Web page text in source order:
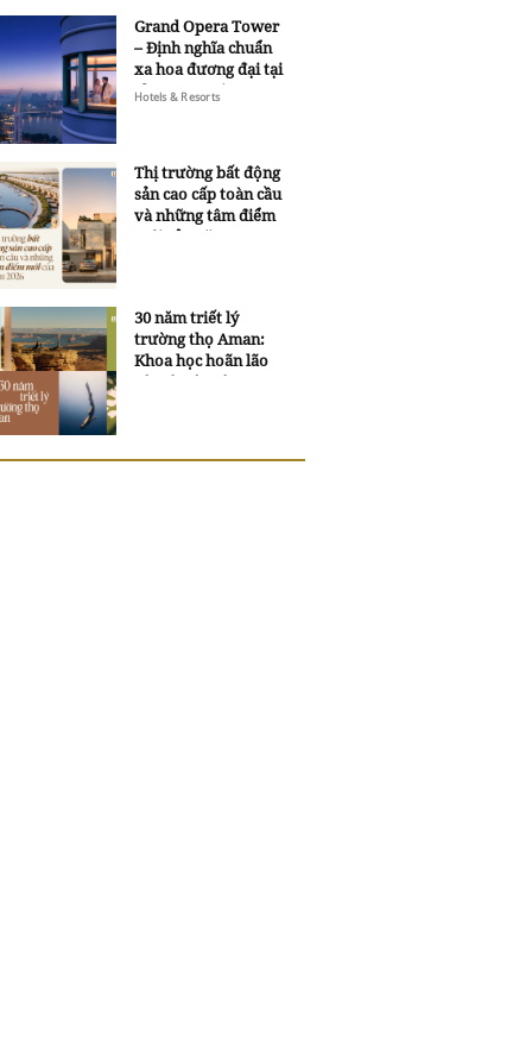
Grand Opera Tower
– Định nghĩa chuẩn
xa hoa đương đại tại
Sheraton Saigon
Hotels & Resorts
Thị trường bất động
sản cao cấp toàn cầu
và những tâm điểm
mới của năm 2026
30 năm triết lý
trường thọ Aman:
Khoa học hoãn lão
và trí tuệ ngàn xưa